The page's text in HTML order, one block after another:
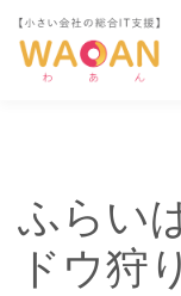
ン
テ
ン
ふらい
ドウ狩り